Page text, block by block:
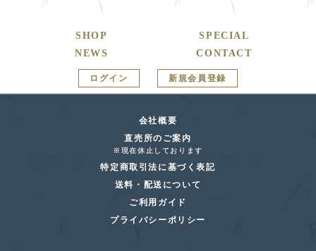
SHOP
SPECIAL
NEWS
CONTACT
ログイン 新規会員登録
会社概要
直売所のご案内
※現在休止しております
特定商取引法に基づく表記
送料・配送について
ご利用ガイド
プライバシーポリシー